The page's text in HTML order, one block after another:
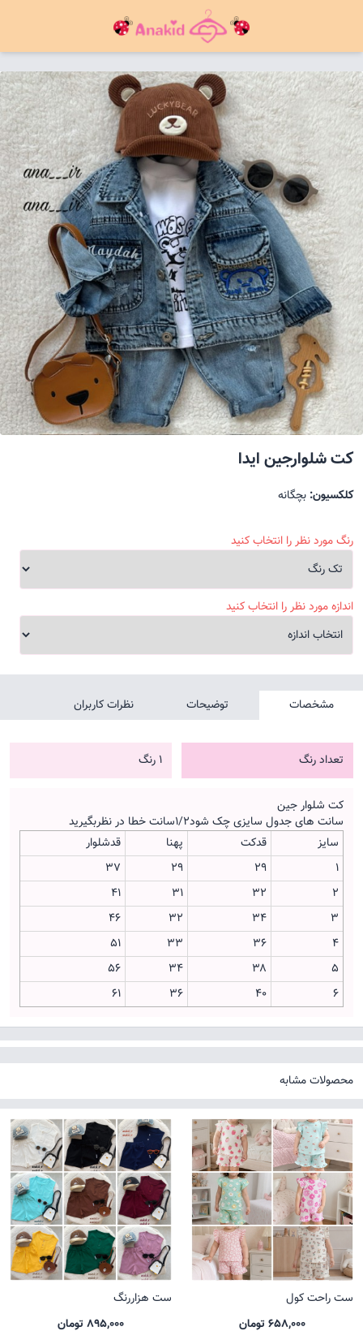
کت شلوارجین ایدا
کلکسیون: بچگانه
رنگ مورد نظر را انتخاب کنید
اندازه مورد نظر را انتخاب کنید
مشخصات توضیحات نظرات کاربران
تعداد رنگ 1 رنگ
کت شلوار جین
سانت های جدول سایزی چک شود۱/۲سانت خطا در نظربگیرید
سایز
قدکت پهنا
قدشلوار
۱
۲۹ ۲۹
۳۷
۲
۳۲ ۳۱
۴۱
۳
۳۴ ۳۲
۴۶
۴
۳۶ ۳۳
۵۱
۵
۳۸ ۳۴
۵۶
۶
۴۰ ۳۶ ۶۱
محصولات مشابه
ست راحت کول
658,000 تومان
ست هزاررنگ
895,000 تومان